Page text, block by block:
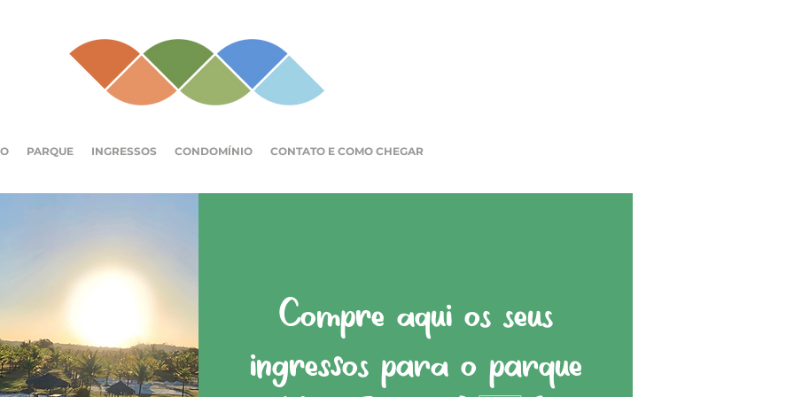
PARQUE INGRESSOS CONDOMÍNIO CONTATO E COMO CHEGAR
Compre aqui os seus
ingressos para o parque